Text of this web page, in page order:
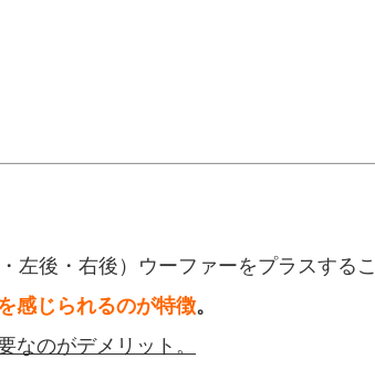
左後・右後）ウーファーをプラスするこ
感じられるのが特徴。
なのがデメリット。